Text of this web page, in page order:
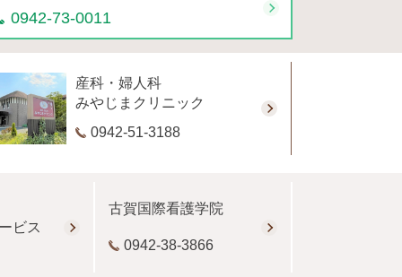
0942-73-0011
産科・婦人科
みやじまクリニック
0942-51-3188
ビス
古賀国際看護学院
0942-38-3866